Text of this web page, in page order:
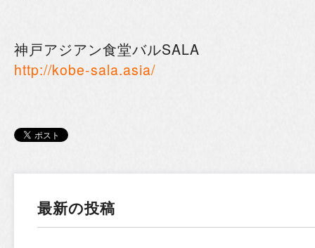
神戸アジアン食堂バルSALA
http://kobe-sala.asia/
最新の投稿